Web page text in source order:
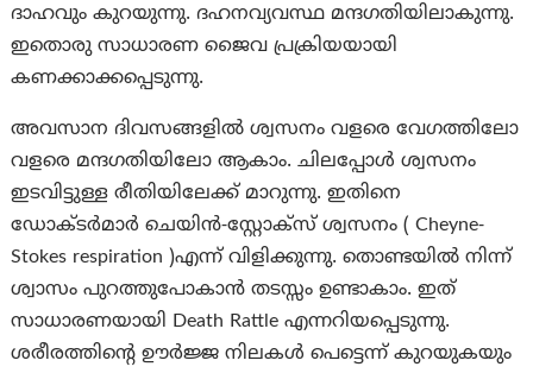
ദാഹവും കുറയുന്നു. ദഹനവ്യവസ്ഥ മന്ദഗതിയിലാകുന്നു.
ഇതൊരു സാധാരണ ജൈവ പ്രക്രിയയായി
കണക്കാക്കപ്പെടുന്നു.
അവസാന ദിവസങ്ങളില്‍ ശ്വസനം വളരെ വേഗത്തിലോ
വളരെ മന്ദഗതിയിലോ ആകാം. ചിലപ്പോള്‍ ശ്വസനം
ഇടവിട്ടുള്ള രീതിയിലേക്ക് മാറുന്നു. ഇതിനെ
ഡോക്ടര്‍മാര്‍ ചെയിന്‍-സ്റ്റോക്‌സ് ശ്വസനം ( Cheyne-
Stokes respiration )എന്ന് വിളിക്കുന്നു. തൊണ്ടയില്‍ നിന്ന്
ശ്വാസം പുറത്തുപോകാന്‍ തടസ്സം ഉണ്ടാകാം. ഇത്
സാധാരണയായി Death Rattle എന്നറിയപ്പെടുന്നു.
ശരീരത്തിന്റെ ഊര്‍ജ്ജ നിലകള്‍ പെട്ടെന്ന് കുറയുകയും